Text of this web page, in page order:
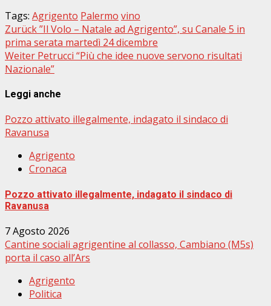
Tags: Agrigento Palermo vino
Beitragsnavigation
Zurück”Il Volo – Natale ad Agrigento”, su Canale 5 in
prima serata martedì 24 dicembre
Weiter Petrucci “Più che idee nuove servono risultati
Nazionale”
Leggi anche
Pozzo attivato illegalmente, indagato il sindaco di
Ravanusa
Agrigento
Cronaca
Pozzo attivato illegalmente, indagato il sindaco di
Ravanusa
7 Agosto 2026
Cantine sociali agrigentine al collasso, Cambiano (M5s)
porta il caso all’Ars
Agrigento
Politica